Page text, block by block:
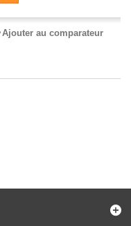
Ajouter au comparateur